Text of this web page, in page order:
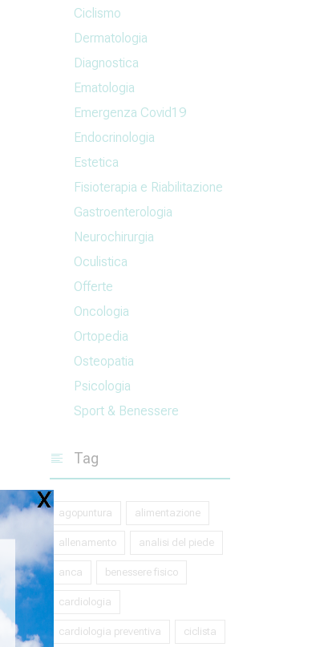
Ciclismo
Dermatologia
Diagnostica
Ematologia
Emergenza Covid19
Endocrinologia
Estetica
Fisioterapia e Riabilitazione
Gastroenterologia
Neurochirurgia
Oculistica
Offerte
Oncologia
Ortopedia
Osteopatia
Psicologia
Sport & Benessere
Tag
agopuntura alimentazione
allenamento analisi del piede
anca benessere fisico
cardiologia
cardiologia preventiva ciclista